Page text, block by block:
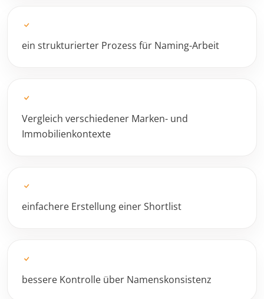
ein strukturierter Prozess für Naming-Arbeit
Vergleich verschiedener Marken- und
Immobilienkontexte
einfachere Erstellung einer Shortlist
bessere Kontrolle über Namenskonsistenz